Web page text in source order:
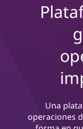
Una
operaciones